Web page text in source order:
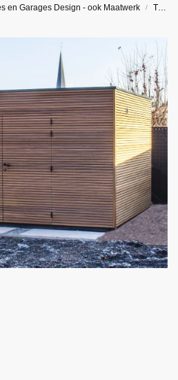
en Garages Design - ook Maatwerk / Tuinhuis Vik